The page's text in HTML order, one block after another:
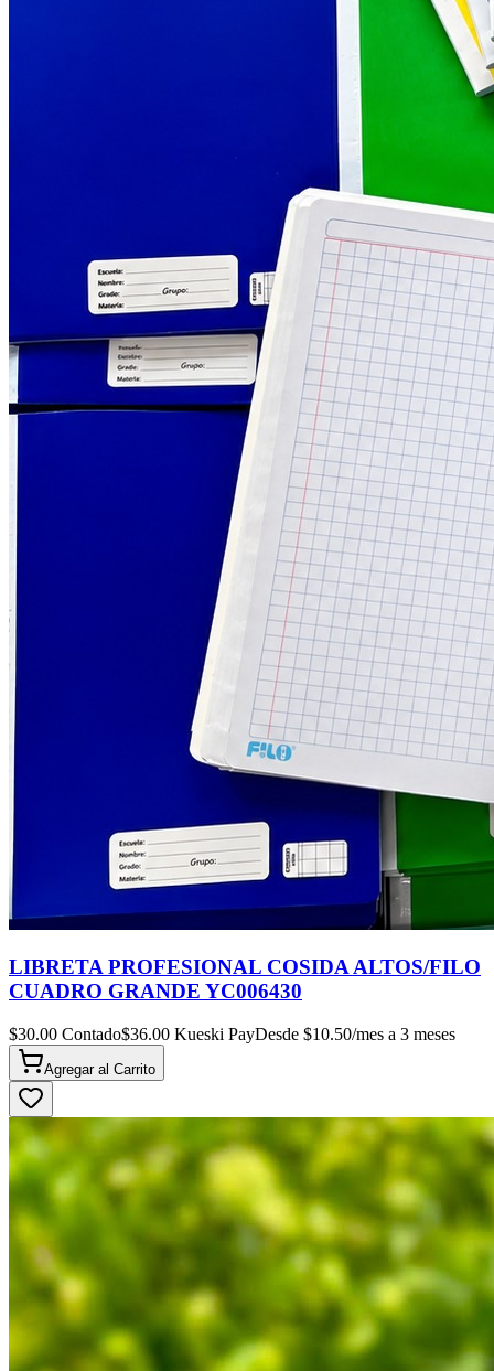
LIBRETA PROFESIONAL COSIDA ALTOS/FILO
CUADRO GRANDE YC006430
$30.00 Contado$36.00 Kueski PayDesde $10.50/mes a 3 meses
Agregar al Carrito